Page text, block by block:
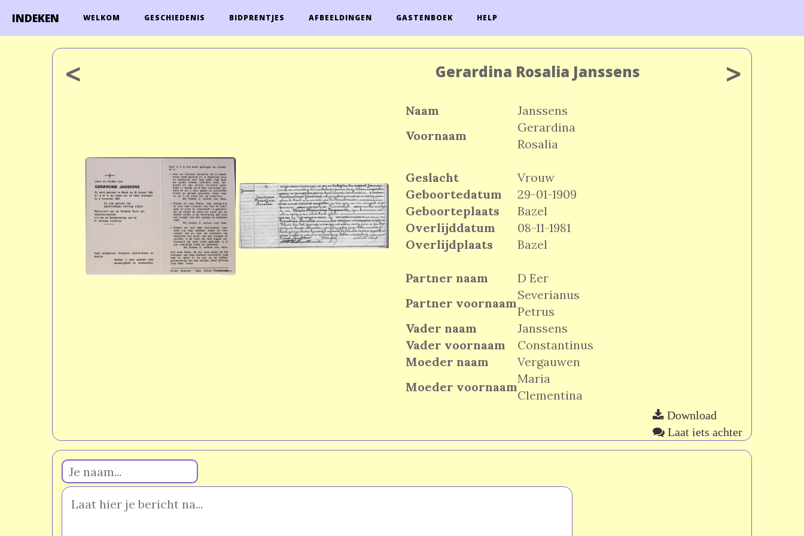
INDEKEN WELKOM GESCHIEDENIS BIDPRENTJES AFBEELDINGEN GASTENBOEK HELP
< Gerardina Rosalia Janssens
Naam
Janssens
Voornaam
Gerardina
Rosalia
Geslacht
Vrouw
Geboortedatum
29-01-1909
Geboorteplaats
Bazel
Overlijddatum
08-11-1981
Overlijdplaats
Bazel
Partner naam
D Eer
Partner voornaam
Severianus
Petrus
Vader naam
Janssens
Vader voornaam
Constantinus
Moeder naam
Vergauwen
Moeder voornaam
Maria
Clementina
>
Download
Laat iets achter